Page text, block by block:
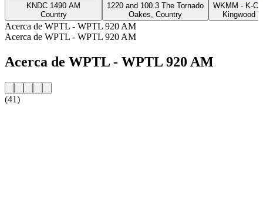
KNDC 1490 AM
Country
1220 and 100.3 The Tornado
Oakes, Country
WKMM - K-
Kingwood
Acerca de WPTL - WPTL 920 AM
Acerca de WPTL - WPTL 920 AM
Acerca de WPTL - WPTL 920 AM
(41)